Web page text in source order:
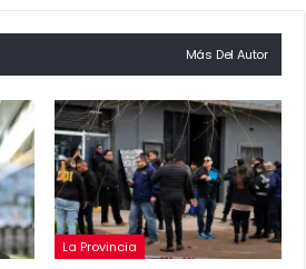
Más Del Autor
La Provincia